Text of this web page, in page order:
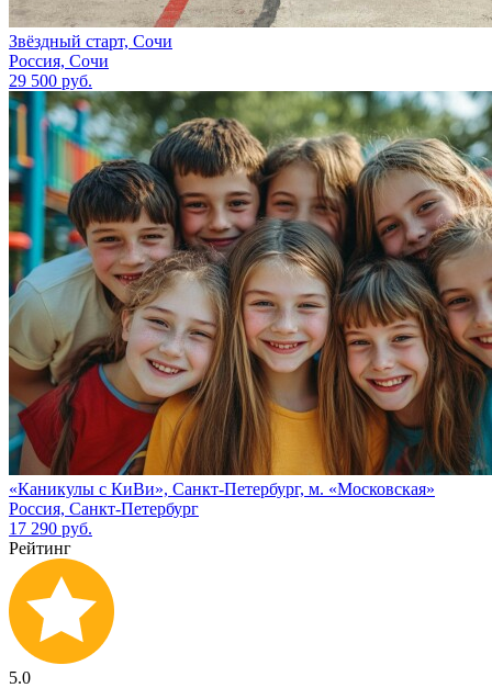
Звёздный старт, Сочи
Россия, Сочи
29 500 руб.
«Каникулы с КиВи», Санкт-Петербург, м. «Московская»
Россия, Санкт-Петербург
17 290 руб.
Рейтинг
5.0